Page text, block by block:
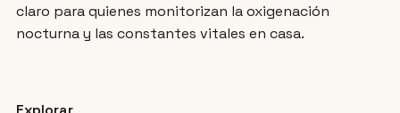
claro para quienes monitorizan la oxigenación
nocturna y las constantes vitales en casa.